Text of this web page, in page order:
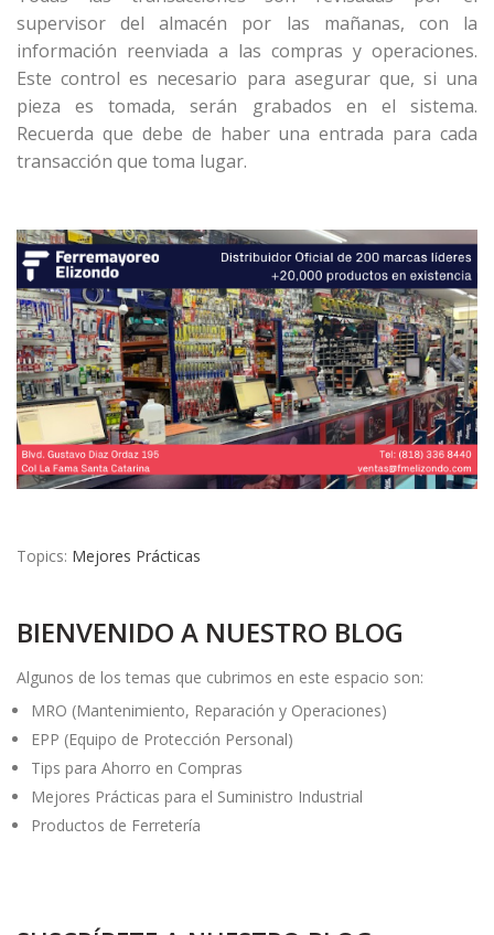
supervisor del almacén por las mañanas, con la
información reenviada a las compras y operaciones.
Este control es necesario para asegurar que, si una
pieza es tomada, serán grabados en el sistema.
Recuerda que debe de haber una entrada para cada
transacción que toma lugar.
Topics: Mejores Prácticas
BIENVENIDO A NUESTRO BLOG
Algunos de los temas que cubrimos en este espacio son:
MRO (Mantenimiento, Reparación y Operaciones)
EPP (Equipo de Protección Personal)
Tips para Ahorro en Compras
Mejores Prácticas para el Suministro Industrial
Productos de Ferretería